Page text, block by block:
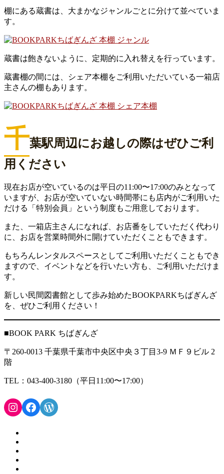
棚にある蔵書は、大まかなジャンルごとに分けて並べていま
す。
蔵書は飽きないように、定期的に入れ替えを行っています。
蔵書棚の間には、シェア本棚をご利用いただいている一箱店
主さんの棚もあります。
千葉駅周辺にお越しの際はぜひご利
用ください
現在お店が空いているのは平日の11:00〜17:00のみとなって
いますが、お店が空いていない時間帯にも店内がご利用いた
だける「特別会員」という制度もご用意しております。
また、一箱店主さんになれば、お店番をしていただく代わり
に、お店を営業時間外に開けていただくこともできます。
もちろんレンタルスペースとしてご利用いただくこともでき
ますので、イベントなどを行いたい方も、ご利用いただけま
す。
新しい民間図書館として歩み始めたBOOKPARKちばぎんざ
を、ぜひご利用ください！
■BOOK PARK ちばぎんざ
〒260-0013 千葉県千葉市中央区中央３丁目3-9 ＭＦ９ビル 2
階
TEL：043-400-3180（平日11:00〜17:00）
Instagram
Facebook
WordPress